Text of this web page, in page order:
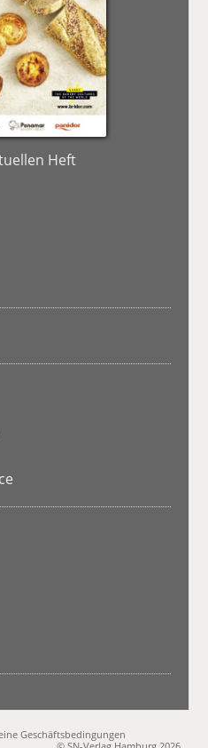
Heft
Geschäftsbedingungen